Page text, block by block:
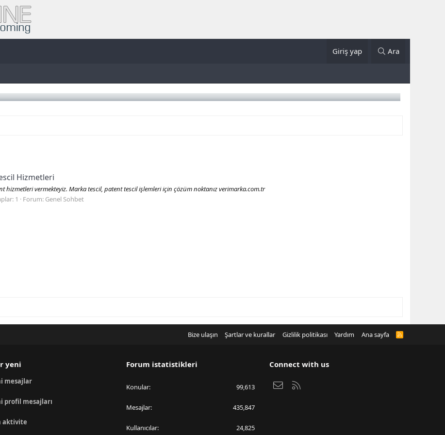
Giriş yap Ara
Hizmetleri
hizmetleri vermekteyiz. Marka tescil, patent tescil işlemleri için çözüm noktanız verimarka.com.tr
1 Forum: Genel Sohbet
Bize ulaşın Şartlar ve kurallar Gizlilik politikası Yardım Ana sayfa
R
yeni
mesajlar
profil mesajları
aktivite
Forum istatistikleri
Konular 99,613
Mesajlar 435,847
Kullanıcılar 24,825
Connect with us
Bize ulaşın